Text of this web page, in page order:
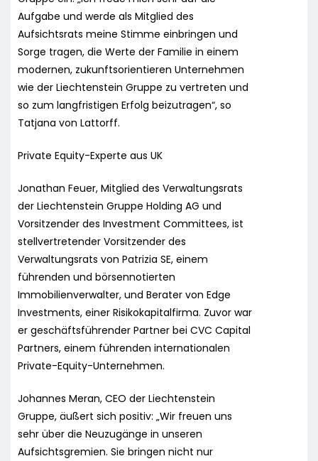
Aufgabe und werde als Mitglied des
Aufsichtsrats meine Stimme einbringen und
Sorge tragen, die Werte der Familie in einem
modernen, zukunftsorientieren Unternehmen
wie der Liechtenstein Gruppe zu vertreten und
so zum langfristigen Erfolg beizutragen“, so
Tatjana von Lattorff.
Private Equity-Experte aus UK
Jonathan Feuer, Mitglied des Verwaltungsrats
der Liechtenstein Gruppe Holding AG und
Vorsitzender des Investment Committees, ist
stellvertretender Vorsitzender des
Verwaltungsrats von Patrizia SE, einem
führenden und börsennotierten
Immobilienverwalter, und Berater von Edge
Investments, einer Risikokapitalfirma. Zuvor war
er geschäftsführender Partner bei CVC Capital
Partners, einem führenden internationalen
Private-Equity-Unternehmen.
Johannes Meran, CEO der Liechtenstein
Gruppe, äußert sich positiv: „Wir freuen uns
sehr über die Neuzugänge in unseren
Aufsichtsgremien. Sie bringen nicht nur